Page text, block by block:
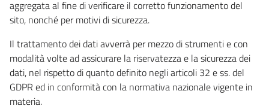
aggregata al fine di verificare il corretto funzionamento del
sito, nonché per motivi di sicurezza.
Il trattamento dei dati avverrà per mezzo di strumenti e con
modalità volte ad assicurare la riservatezza e la sicurezza dei
dati, nel rispetto di quanto definito negli articoli 32 e ss. del
GDPR ed in conformità con la normativa nazionale vigente in
materia.